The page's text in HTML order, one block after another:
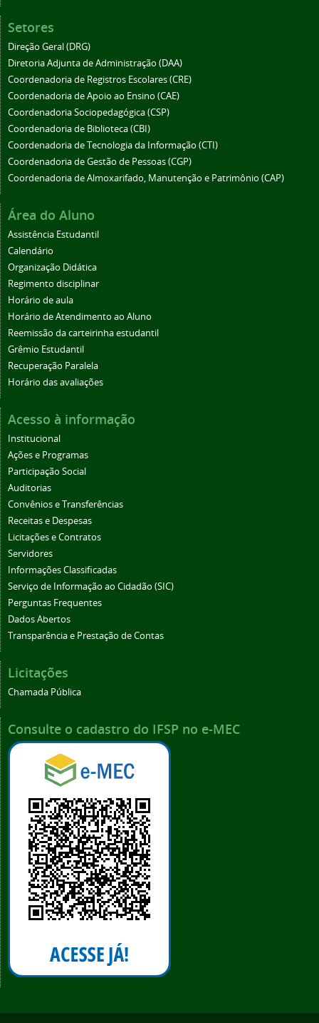
Setores
Direção Geral (DRG)
Diretoria Adjunta de Administração (DAA)
Coordenadoria de Registros Escolares (CRE)
Coordenadoria de Apoio ao Ensino (CAE)
Coordenadoria Sociopedagógica (CSP)
Coordenadoria de Biblioteca (CBI)
Coordenadoria de Tecnologia da Informação (CTI)
Coordenadoria de Gestão de Pessoas (CGP)
Coordenadoria de Almoxarifado, Manutenção e Patrimônio (CAP)
Área do Aluno
Assistência Estudantil
Calendário
Organização Didática
Regimento disciplinar
Horário de aula
Horário de Atendimento ao Aluno
Reemissão da carteirinha estudantil
Grêmio Estudantil
Recuperação Paralela
Horário das avaliações
Acesso à informação
Institucional
Ações e Programas
Participação Social
Auditorias
Convênios e Transferências
Receitas e Despesas
Licitações e Contratos
Servidores
Informações Classificadas
Serviço de Informação ao Cidadão (SIC)
Perguntas Frequentes
Dados Abertos
Transparência e Prestação de Contas
Licitações
Chamada Pública
Consulte o cadastro do IFSP no e-MEC